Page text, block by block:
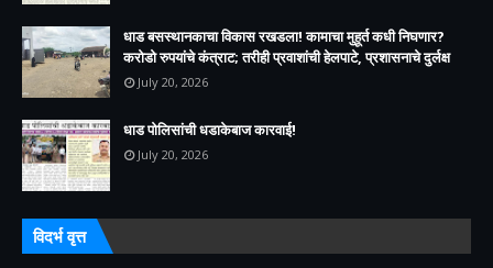
धाड बसस्थानकाचा विकास रखडला! कामाचा मुहूर्त कधी निघणार?
करोडो रुपयांचे कंत्राट; तरीही प्रवाशांची हेलपाटे, प्रशासनाचे दुर्लक्ष
July 20, 2026
धाड पोलिसांची धडाकेबाज कारवाई!
July 20, 2026
विदर्भ वृत्त